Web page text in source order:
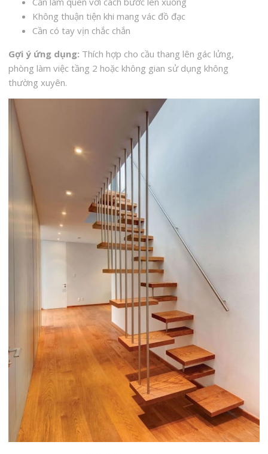
Không thuận tiện khi mang vác đồ đạc
Cần có tay vịn chắc chắn
Gợi ý ứng dụng: Thích hợp cho cầu thang lên gác lửng,
phòng làm việc tầng 2 hoặc không gian sử dụng không
thường xuyên.